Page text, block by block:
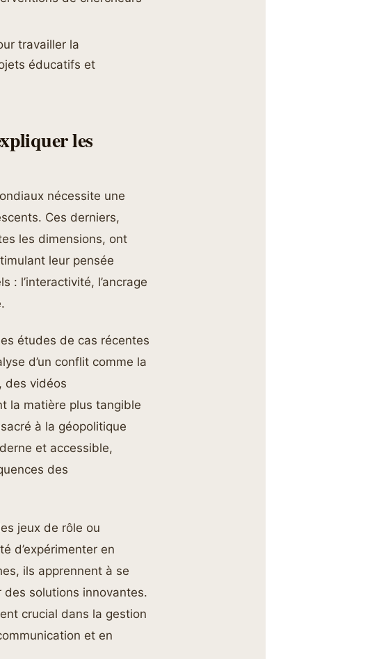
travailler la
éducatifs et
les
nécessite une
Ces derniers,
les dimensions, ont
leur pensée
: l’interactivité, l’ancrage
études de cas récentes
d’un conflit comme la
des vidéos
la matière plus tangible
à la géopolitique
et accessible,
des
jeux de rôle ou
d’expérimenter en
ils apprennent à se
solutions innovantes.
crucial dans la gestion
et en